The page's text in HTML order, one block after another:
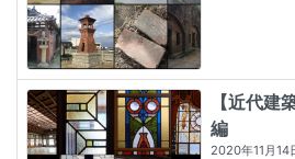
【近代建
編
2020年11月14